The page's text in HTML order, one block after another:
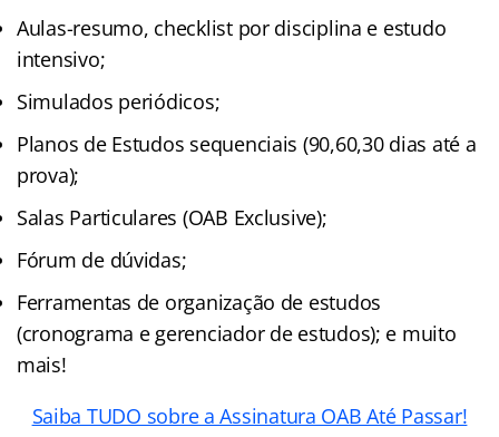
Aulas-resumo, checklist por disciplina e estudo
intensivo;
Simulados periódicos;
Planos de Estudos sequenciais (90,60,30 dias até a
prova);
Salas Particulares (OAB Exclusive);
Fórum de dúvidas;
Ferramentas de organização de estudos
(cronograma e gerenciador de estudos); e muito
mais!
Saiba TUDO sobre a Assinatura OAB Até Passar!